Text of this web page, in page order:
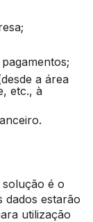
a área
etc., à
solução é o
dados estarão
utilização